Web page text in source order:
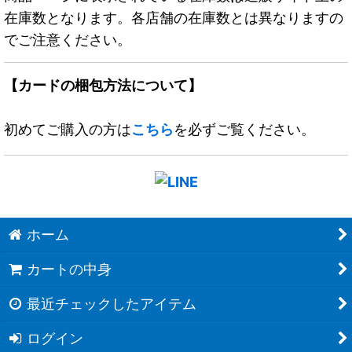
在庫数となります。各店舗の在庫数とは異なりますの
でご注意ください。
【カードの梱包方法について】
初めてご購入の方はこちらを必ずご覧ください。
ホーム
カートの中身
最近チェックしたアイテム
ログイン